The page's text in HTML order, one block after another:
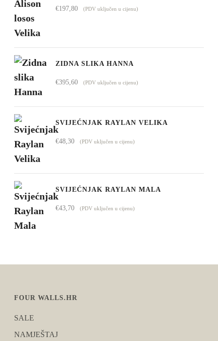
€197,80 (PDV uključen u cijenu)
ZIDNA SLIKA HANNA
€395,60 (PDV uključen u cijenu)
SVIJEĆNJAK RAYLAN VELIKA
€48,30 (PDV uključen u cijenu)
SVIJEĆNJAK RAYLAN MALA
€43,70 (PDV uključen u cijenu)
FOUR WALLS.HR
SALE
NAMJEŠTAJ